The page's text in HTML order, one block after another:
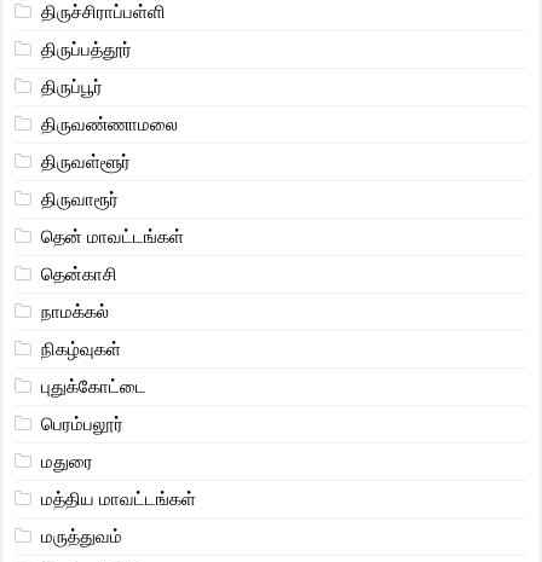
திருச்சிராப்பள்ளி
திருப்பத்தூர்
திருப்பூர்
திருவண்ணாமலை
திருவள்ளூர்
திருவாரூர்
தென் மாவட்டங்கள்
தென்காசி
நாமக்கல்
நிகழ்வுகள்
புதுக்கோட்டை
பெரம்பலூர்
மதுரை
மத்திய மாவட்டங்கள்
மருத்துவம்